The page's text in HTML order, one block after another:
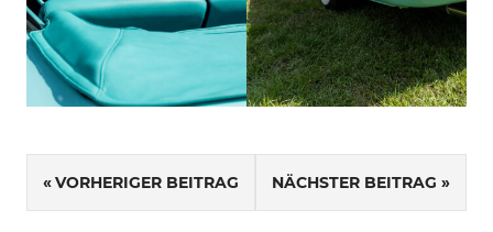
Beitragsnavigation
VORHERIGER BEITRAG NÄCHSTER BEITRAG